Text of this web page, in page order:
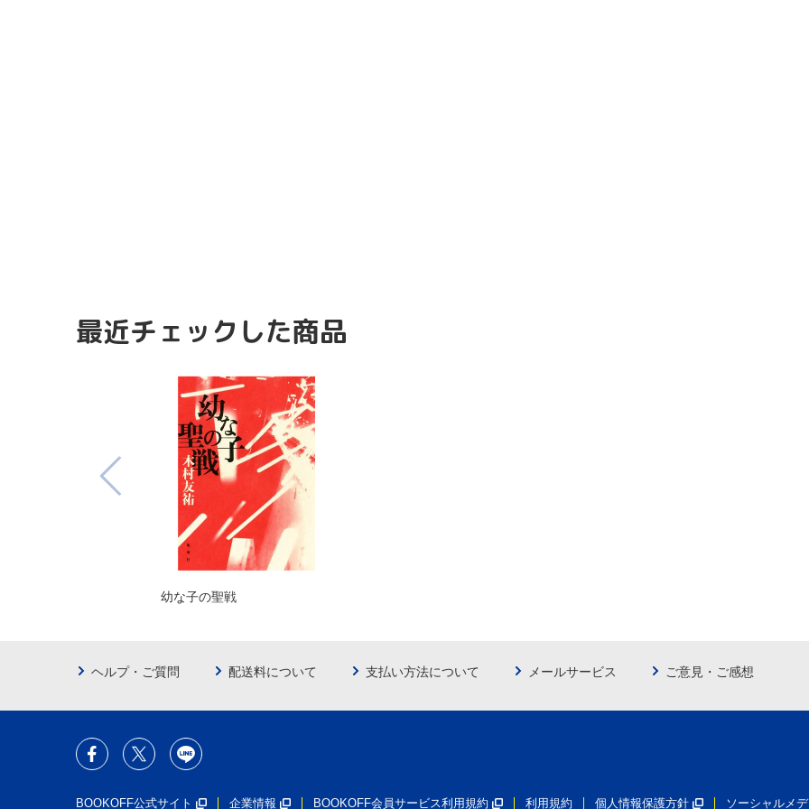
最近チェックした商品
幼な子の聖戦
ヘルプ・ご質問 配送料について 支払い方法について メールサービス ご意見・ご感想
BOOKOFF公式サイト 企業情報 BOOKOFF会員サービス利用規約 利用規約 個人情報保護方針 ソーシャルメ